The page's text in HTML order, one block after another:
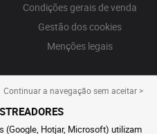
Condições gerais de venda
Gestão dos cookies
Menções legais
Continuar a navegação sem aceitar >
(Google, Hotjar, Microsoft) utilizam